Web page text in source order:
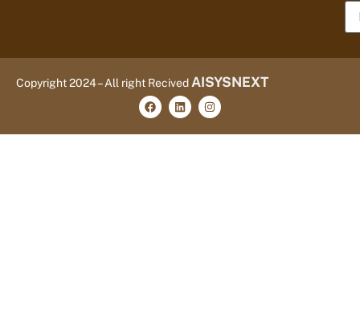
Copyright 2024 – All right RecivedAISYSNEXT